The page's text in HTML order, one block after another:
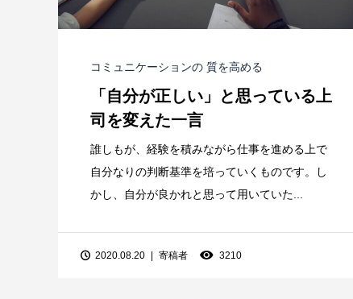
コミュニケーションの 質を高める
「自分が正しい」と思っている上
司を変えた一言
誰しもが、経験を積みながら仕事を進める上で
自分なりの判断基準を培っていくものです。し
かし、自分が良かれと思って用いていた...
2020.08.20 寄稿者 3210